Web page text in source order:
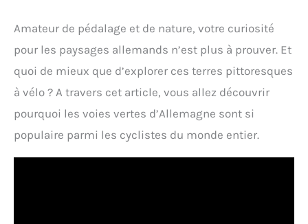
Amateur de pédalage et de nature, votre curiosité
pour les paysages allemands n’est plus à prouver. Et
quoi de mieux que d’explorer ces terres pittoresques
à vélo ? A travers cet article, vous allez découvrir
pourquoi les voies vertes d’Allemagne sont si
populaire parmi les cyclistes du monde entier.